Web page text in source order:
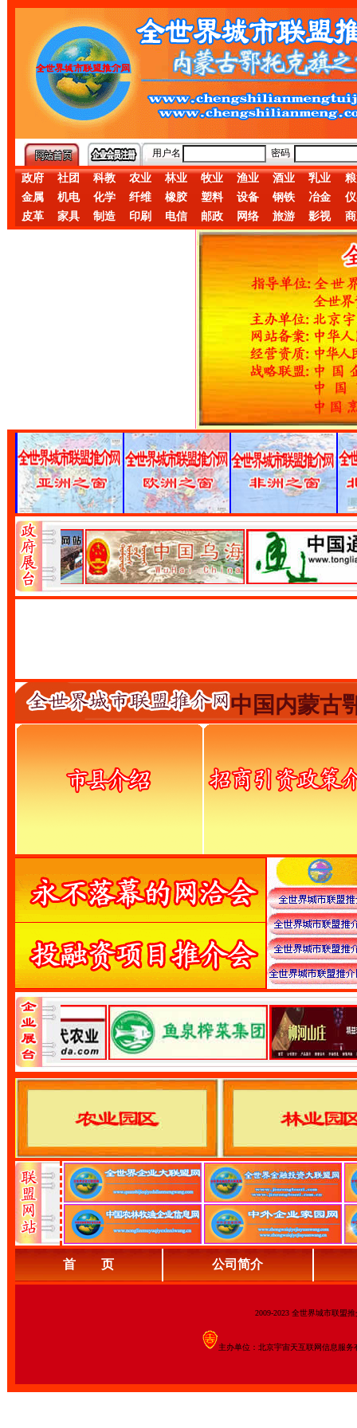
用户名 密码
政府 社团 科教 农业 林业 牧业 渔业 酒业 乳业
金属
机电 化学 纤维 橡胶 塑料 设备 钢铁 冶金
皮革
家具 制造 印刷 电信 邮政 网络 旅游 影视
中国内蒙古
首 页 公司简介
2009-2023 全世界城市联盟
主办单位：北京宇宙天互联网信息服